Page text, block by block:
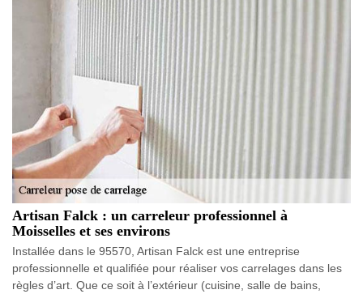
Artisan Falck : un carreleur professionnel à
Moisselles et ses environs
Installée dans le 95570, Artisan Falck est une entreprise
professionnelle et qualifiée pour réaliser vos carrelages dans les
règles d’art. Que ce soit à l’extérieur (cuisine, salle de bains,